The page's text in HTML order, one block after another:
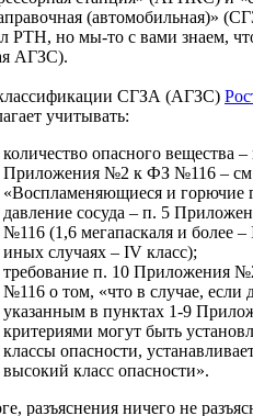
(автомобильная)»
РТН, но мы-то с вами знаем,
АГЗС).
СГЗА (АГЗС)
учитывать:
количество опасного вещества –
Приложения №2 к ФЗ №116 –
«Воспламеняющиеся и горючие
давление сосуда – п. 5
№116 (1,6 мегапаскаля и более –
иных случаях – IV класс);
требование п. 10 Приложения
№116 о том, «что в случае,
указанным в пунктах 1-9
критериями могут быть
классы опасности,
высокий класс опасности».
разъяснения ничего не